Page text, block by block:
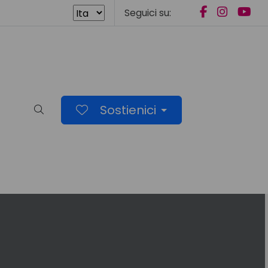
Seguici su:
Cerca nel sito
Sostienici